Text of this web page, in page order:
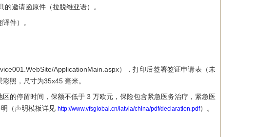
邀请函原件（拉脱维亚语）。
件）。
ApplicationMain.aspx），打印后签署签证申请表（未
照，尺寸为35x45 毫米。
停留时间，保额不低于 3 万欧元，保险包含紧急医务治疗，紧急医
（声明模板详见 http://www.vfsglobal.cn/latvia/china/pdf/declaration.pdf）。